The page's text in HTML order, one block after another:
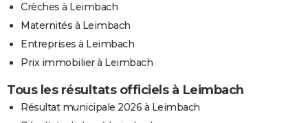
Crèches à Leimbach
Maternités à Leimbach
Entreprises à Leimbach
Prix immobilier à Leimbach
Tous les résultats officiels à Leimbach
Résultat municipale 2026 à Leimbach